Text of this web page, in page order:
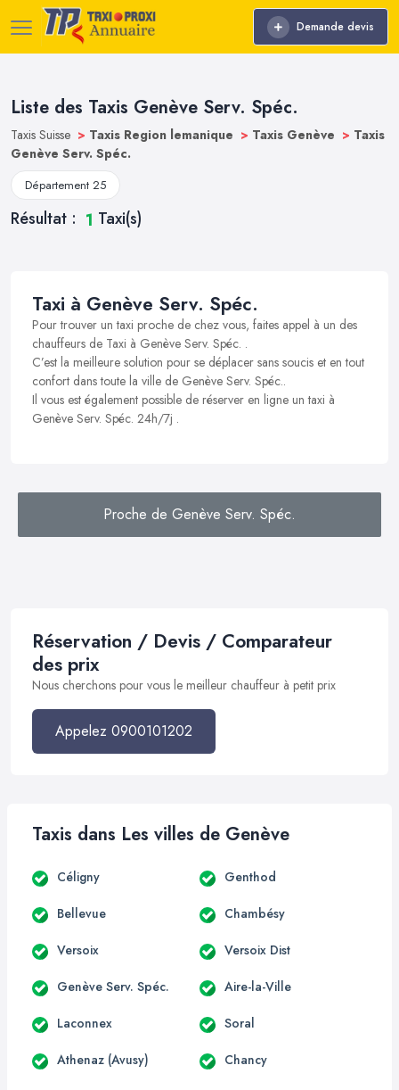
Demande devis
Liste des Taxis Genève Serv. Spéc.
Taxis Suisse > Taxis Region lemanique > Taxis Genève > Taxis
Genève Serv. Spéc.
Département 25
Résultat : 1 Taxi(s)
Taxi à Genève Serv. Spéc.
Pour trouver un taxi proche de chez vous, faites appel à un des
chauffeurs de Taxi à Genève Serv. Spéc. .
C’est la meilleure solution pour se déplacer sans soucis et en tout
confort dans toute la ville de Genève Serv. Spéc..
Il vous est également possible de réserver en ligne un taxi à
Genève Serv. Spéc. 24h/7j .
Proche de Genève Serv. Spéc.
Réservation / Devis / Comparateur
des prix
Nous cherchons pour vous le meilleur chauffeur à petit prix
Appelez 0900101202
Taxis dans Les villes de Genève
Céligny Genthod
Bellevue Chambésy
Versoix Versoix Dist
Genève Serv. Spéc. Aire-la-Ville
Laconnex Soral
Athenaz (Avusy) Chancy